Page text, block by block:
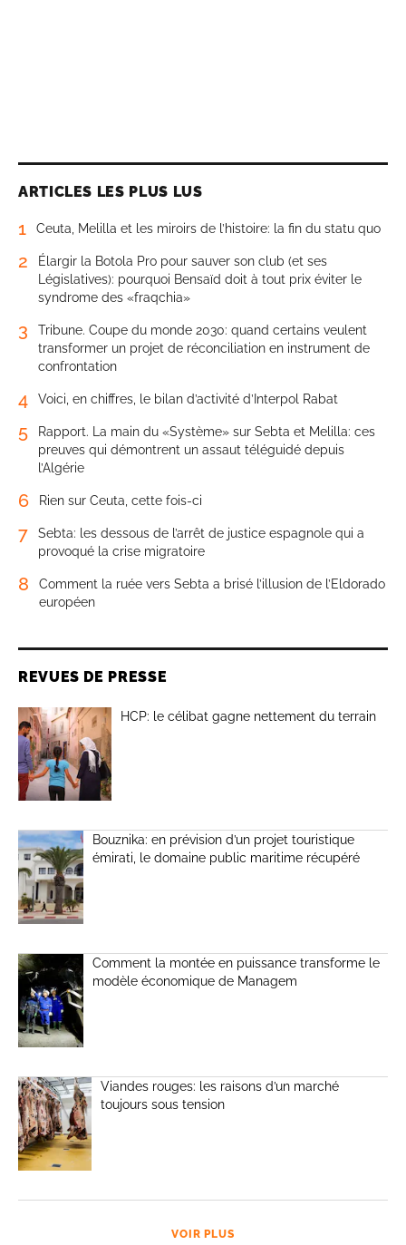
ARTICLES LES PLUS LUS
1 Ceuta, Melilla et les miroirs de l’histoire: la fin du statu quo
2
Élargir la Botola Pro pour sauver son club (et ses
Législatives): pourquoi Bensaïd doit à tout prix éviter le
syndrome des «fraqchia»
3
Tribune. Coupe du monde 2030: quand certains veulent
transformer un projet de réconciliation en instrument de
confrontation
4 Voici, en chiffres, le bilan d’activité d’Interpol Rabat
5
Rapport. La main du «Système» sur Sebta et Melilla: ces
preuves qui démontrent un assaut téléguidé depuis
l’Algérie
6 Rien sur Ceuta, cette fois-ci
7
Sebta: les dessous de l’arrêt de justice espagnole qui a
provoqué la crise migratoire
8
Comment la ruée vers Sebta a brisé l’illusion de l’Eldorado
européen
REVUES DE PRESSE
HCP: le célibat gagne nettement du terrain
Bouznika: en prévision d’un projet touristique
émirati, le domaine public maritime récupéré
Comment la montée en puissance transforme le
modèle économique de Managem
Viandes rouges: les raisons d’un marché
toujours sous tension
VOIR PLUS